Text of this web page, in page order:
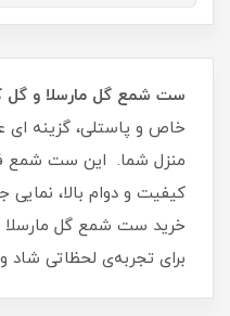
ست شمع گل مارسلا و گل
خاص و پاستلی، گزینه ای
منزل شما. این ست شمع
کیفیت و دوام بالا،
خرید ست شمع گل
برای تجربه‌ی لحظاتی شاد